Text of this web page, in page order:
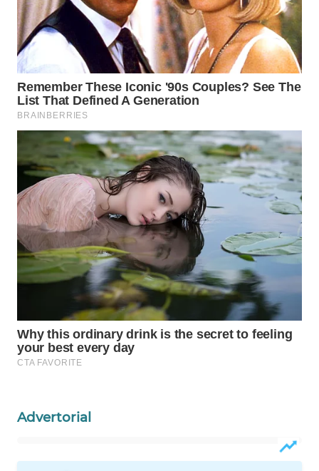
Advertorial
WN
LIKUPANG
LABUANBAJO
WN
BORNEO
Wahana
Media
Group
WAHANA
NEWS
WAHANA
ADVOKAT
INFRASTRUKTUR